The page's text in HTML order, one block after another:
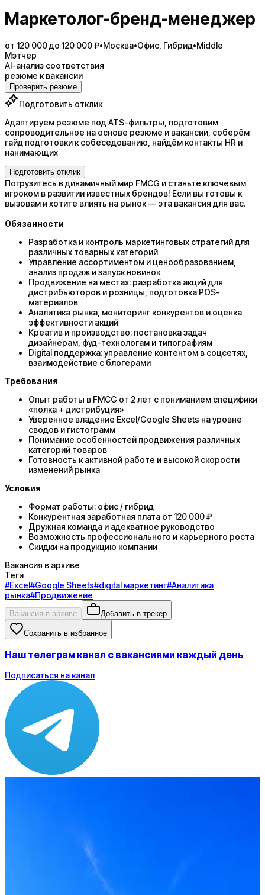
Маркетолог-бренд-менеджер
от 120 000 до 120 000 ₽•Москва•Офис, Гибрид•Middle
Мэтчер
AI-анализ соответствия
резюме к вакансии
Проверить резюме
Подготовить отклик
Адаптируем резюме под ATS-фильтры, подготовим
сопроводительное на основе резюме и вакансии, соберём
гайд подготовки к собеседованию, найдём контакты HR и
нанимающих
Подготовить отклик
Погрузитесь в динамичный мир FMCG и станьте ключевым
игроком в развитии известных брендов! Если вы готовы к
вызовам и хотите влиять на рынок — эта вакансия для вас.
Обязанности
Разработка и контроль маркетинговых стратегий для
различных товарных категорий
Управление ассортиментом и ценообразованием,
анализ продаж и запуск новинок
Продвижение на местах: разработка акций для
дистрибьюторов и розницы, подготовка POS-
материалов
Аналитика рынка, мониторинг конкурентов и оценка
эффективности акций
Креатив и производство: постановка задач
дизайнерам, фуд-технологам и типографиям
Digital поддержка: управление контентом в соцсетях,
взаимодействие с блогерами
Требования
Опыт работы в FMCG от 2 лет с пониманием специфики
«полка + дистрибуция»
Уверенное владение Excel/Google Sheets на уровне
сводов и гистограмм
Понимание особенностей продвижения различных
категорий товаров
Готовность к активной работе и высокой скорости
изменений рынка
Условия
Формат работы: офис / гибрид
Конкурентная заработная плата от 120 000 ₽
Дружная команда и адекватное руководство
Возможность профессионального и карьерного роста
Скидки на продукцию компании
Вакансия в архиве
Теги
#Excel#Google Sheets#digital маркетинг#Аналитика
рынка#Продвижение
Вакансия в архиве Добавить в трекер
Сохранить в избранное
Наш телеграм канал с вакансиями каждый день
Подписаться на канал
Оффер быстрее с Эйч